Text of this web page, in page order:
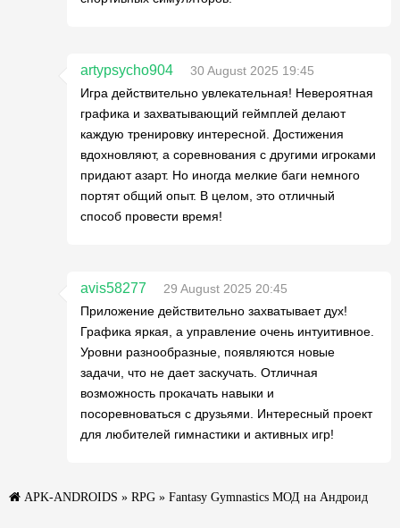
artypsycho904
30 August 2025 19:45
Игра действительно увлекательная! Невероятная
графика и захватывающий геймплей делают
каждую тренировку интересной. Достижения
вдохновляют, а соревнования с другими игроками
придают азарт. Но иногда мелкие баги немного
портят общий опыт. В целом, это отличный
способ провести время!
avis58277
29 August 2025 20:45
Приложение действительно захватывает дух!
Графика яркая, а управление очень интуитивное.
Уровни разнообразные, появляются новые
задачи, что не дает заскучать. Отличная
возможность прокачать навыки и
посоревноваться с друзьями. Интересный проект
для любителей гимнастики и активных игр!
APK-ANDROIDS » RPG » Fantasy Gymnastics МОД на Андроид